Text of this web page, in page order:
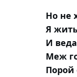
Но не
Я
И
Меж
Порой